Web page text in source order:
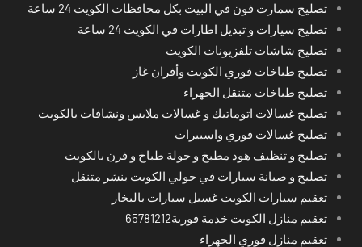
تصليح سمارت فون في البيت بكل محافظات الكويت 24 ساعة
تصليح سيارات و تبديل اطارات في الكويت 24 ساعة
تصليح شاشات تلفزيونات الكويت
تصليح طباخات فوري الكويت وأفران غاز
تصليح طباخات متنقل الجهراء
تصليح غسالات اتوماتيك و غسالات ملابس ونشافات بالكويت
تصليح غسالات فوري واسبيرات
تصليح و تنظيف هود مطبخ و جولة طباخ و فرن بالكويت
تصليح و صيانة سيارات في حولي الكويت بنشر متنقل
تعقيم سيارات الكويت غسيل سيارات بالبخار
تعقيم منازل الكويت خدمة فورية65781212
تعقيم منازل فوري الجهراء